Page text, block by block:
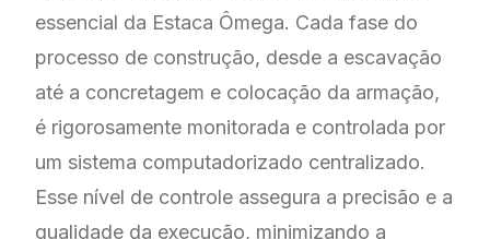
essencial da Estaca Ômega. Cada fase do
processo de construção, desde a escavação
até a concretagem e colocação da armação,
é rigorosamente monitorada e controlada por
um sistema computadorizado centralizado.
Esse nível de controle assegura a precisão e a
qualidade da execução, minimizando a